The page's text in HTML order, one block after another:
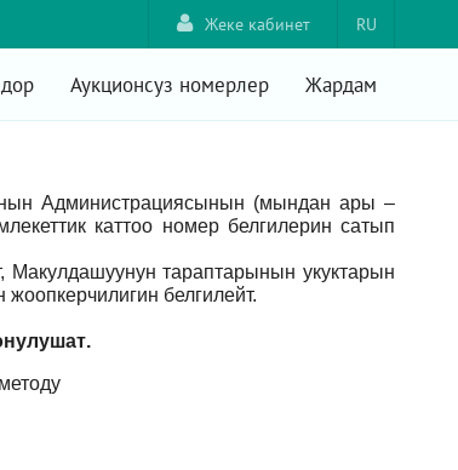
RU
Жеке кабинет
Аукционсуз номерлер Жардам
Администрациясынын (мындан ары –
каттоо номер белгилерин сатып
тараптарынын укуктарын
белгилейт.
.